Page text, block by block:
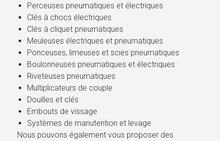
Perceuses pneumatiques et électriques
Clés à chocs électriques
Clés à cliquet pneumatiques
Meuleuses électriques et pneumatiques
Ponceuses, limeuses et scies pneumatiques
Boulonneuses pneumatiques et électriques
Riveteuses pneumatiques
Multiplicateurs de couple
Douilles et clés
Embouts de vissage
Systèmes de manutention et levage
Nous pouvons également vous proposer des